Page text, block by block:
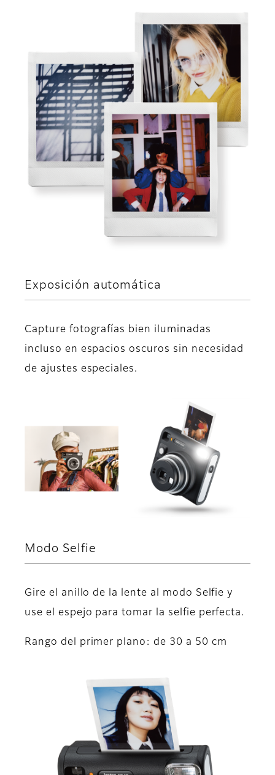
Exposición automática
Capture fotografías bien iluminadas
incluso en espacios oscuros sin necesidad
de ajustes especiales.
Modo Selfie
Gire el anillo de la lente al modo Selfie y
use el espejo para tomar la selfie perfecta.
Rango del primer plano: de 30 a 50 cm